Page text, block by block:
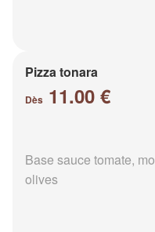
Pizza tonara
Dès 11.00 €
Base sauce tomate,
olives